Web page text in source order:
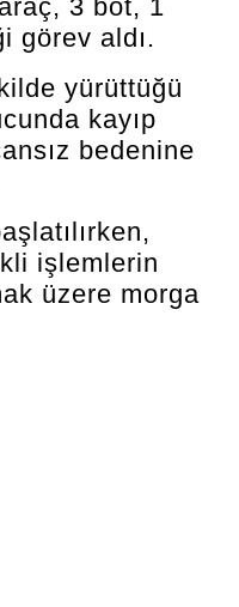
3 bot, 1
görev aldı.
yürüttüğü
kayıp
bedenine
işlemlerin
üzere morga